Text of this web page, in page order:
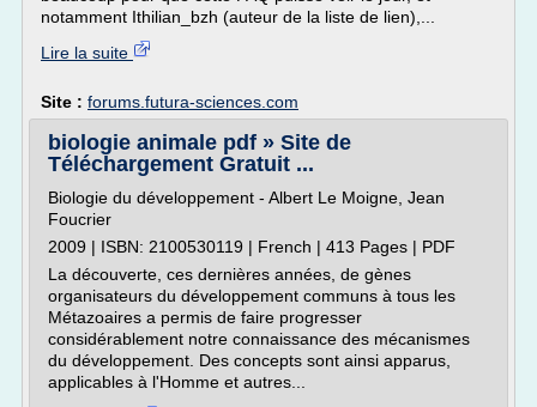
notamment Ithilian_bzh (auteur de la liste de lien),...
Lire la suite
Site : forums.futura-sciences.com
biologie animale pdf » Site de
Téléchargement Gratuit ...
Biologie du développement - Albert Le Moigne, Jean
Foucrier
2009 | ISBN: 2100530119 | French | 413 Pages | PDF
La découverte, ces dernières années, de gènes
organisateurs du développement communs à tous les
Métazoaires a permis de faire progresser
considérablement notre connaissance des mécanismes
du développement. Des concepts sont ainsi apparus,
applicables à l'Homme et autres...